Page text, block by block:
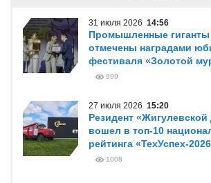
31 июля 2026 14:56
Промышленные гиганты
отмечены наградами
фестиваля «Золотой
999
27 июля 2026 15:20
Резидент
вошел в топ-10
рейтинга «ТехУспех-
1008